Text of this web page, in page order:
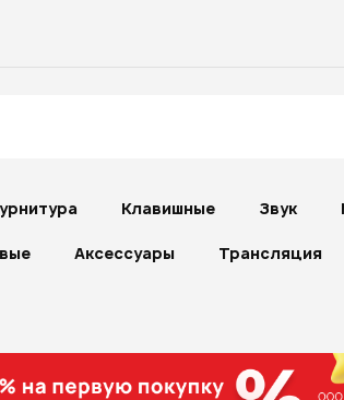
Клавишные Звук
Аксессуары Трансляция